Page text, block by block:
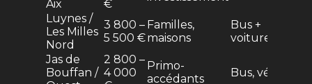
Aix
€
Luynes /
Les Milles
Nord
3 800 –
5 500 €
Familles,
maisons
Bus +
voiture
Jas de
Bouffan /
2 800 –
4 000
Primo-
accédants
Bus, vélo